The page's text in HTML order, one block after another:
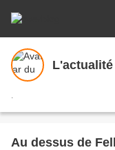
.
Au dessus de